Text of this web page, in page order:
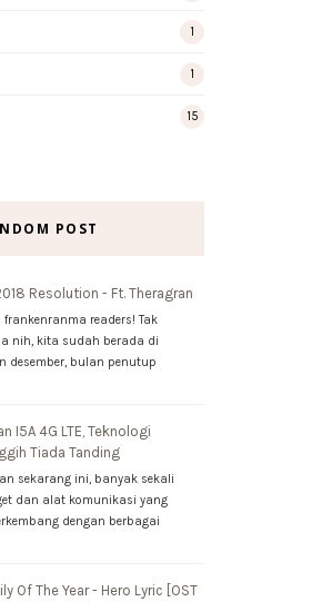
1
1
15
POST
Resolution - Ft. Theragran
frankenranma readers! Tak
nih, kita sudah berada di
desember, bulan penutup
I5A 4G LTE, Teknologi
Tiada Tanding
sekarang ini, banyak sekali
dan alat komunikasi yang
dengan berbagai
Of The Year - Hero Lyric [OST